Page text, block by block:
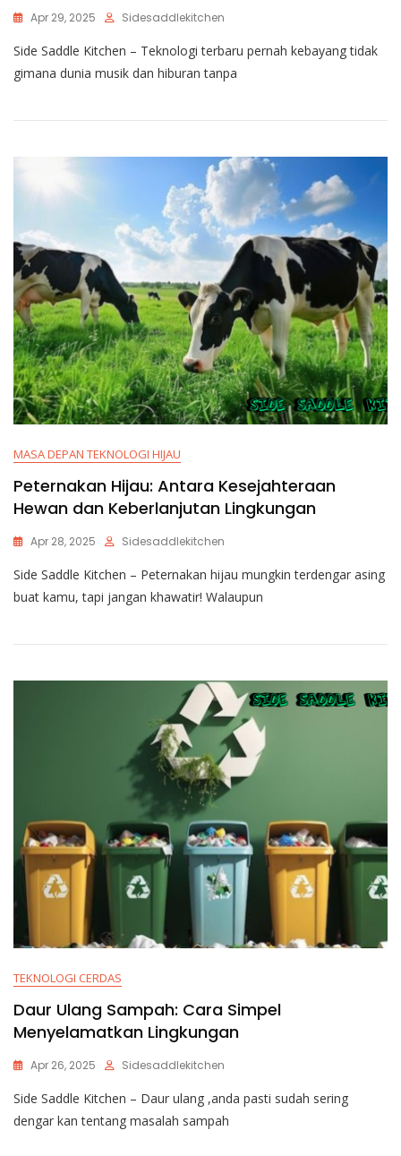
Apr 29, 2025 Sidesaddlekitchen
Side Saddle Kitchen – Teknologi terbaru pernah kebayang tidak
gimana dunia musik dan hiburan tanpa
MASA DEPAN TEKNOLOGI HIJAU
Peternakan Hijau: Antara Kesejahteraan
Hewan dan Keberlanjutan Lingkungan
Apr 28, 2025 Sidesaddlekitchen
Side Saddle Kitchen – Peternakan hijau mungkin terdengar asing
buat kamu, tapi jangan khawatir! Walaupun
TEKNOLOGI CERDAS
Daur Ulang Sampah: Cara Simpel
Menyelamatkan Lingkungan
Apr 26, 2025 Sidesaddlekitchen
Side Saddle Kitchen – Daur ulang ,anda pasti sudah sering
dengar kan tentang masalah sampah